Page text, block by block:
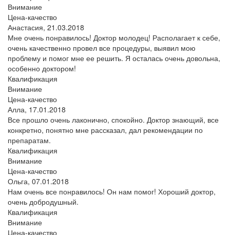
Внимание
Цена-качество
Анастасия, 21.03.2018
Мне очень понравилось! Доктор молодец! Располагает к себе,
очень качественно провел все процедуры, выявил мою
проблему и помог мне ее решить. Я осталась очень довольна,
особенно доктором!
Квалификация
Внимание
Цена-качество
Алла, 17.01.2018
Все прошло очень лаконично, спокойно. Доктор знающий, все
конкретно, понятно мне рассказал, дал рекомендации по
препаратам.
Квалификация
Внимание
Цена-качество
Ольга, 07.01.2018
Нам очень все понравилось! Он нам помог! Хороший доктор,
очень добродушный.
Квалификация
Внимание
Цена-качество